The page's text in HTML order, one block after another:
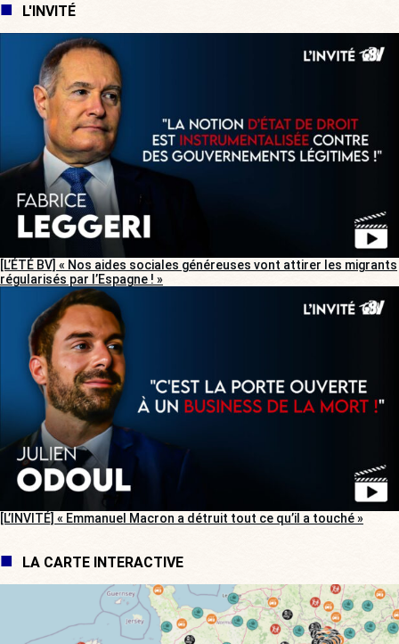
L'INVITÉ
[L’ÉTÉ BV] « Nos aides sociales généreuses vont attirer les migrants
régularisés par l’Espagne ! »
[L’INVITÉ] « Emmanuel Macron a détruit tout ce qu’il a touché »
LA CARTE INTERACTIVE